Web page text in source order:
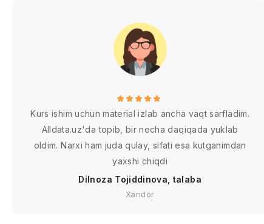
Kurs ishim uchun material izlab ancha vaqt sarfladim.
Alldata.uz'da topib, bir necha daqiqada yuklab
oldim. Narxi ham juda qulay, sifati esa kutganimdan
yaxshi chiqdi
Dilnoza Tojiddinova, talaba
Xaridor